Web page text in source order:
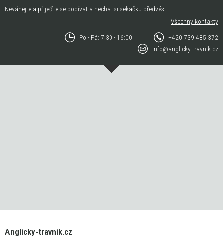
Neváhejte a přijeďte se podívat a nechat si sekačku předvést.
Všechny kontakty
Po - Pá: 7:30 - 16:00
+420 739 485 372
info@anglicky-travnik.cz
Anglicky-travnik.cz